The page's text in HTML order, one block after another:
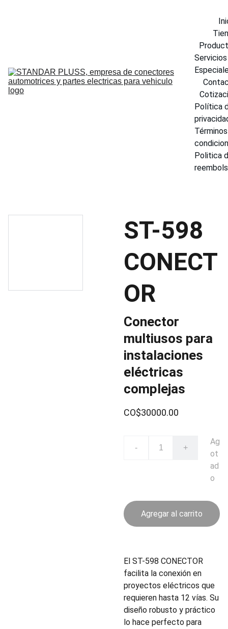
Servicios
Política
Politica
ST-598
CONECT
OR
Conector
multiusos para
instalaciones
eléctricas
complejas
CO$30000.00
- +
Ag
ot
ad
o
Agregar al carrito
El ST-598 CONECTOR
facilita la conexión en
proyectos eléctricos que
requieren hasta 12 vías. Su
diseño robusto y práctico
lo hace perfecto para